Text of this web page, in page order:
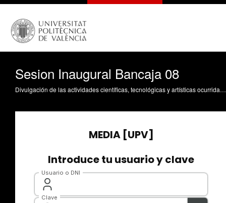
Sesion Inaugural Bancaja 08
Divulgación de las actividades científicas, tecnológicas y artísticas ocurridas en los tres campus de la UPV